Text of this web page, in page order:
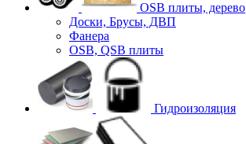
OSB плиты, дерево
Доски, Брусы, ДВП
Фанера
OSB, QSB плиты
Гидроизоляция